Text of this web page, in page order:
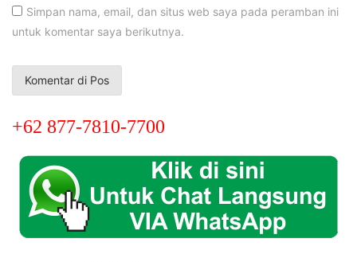
Simpan nama, email, dan situs web saya pada peramban ini
untuk komentar saya berikutnya.
+62 877-7810-7700